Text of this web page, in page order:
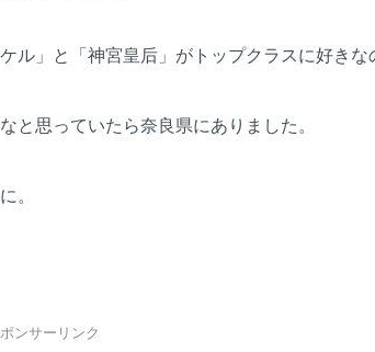
」と「神宮皇后」がトップクラスに好きな
と思っていたら奈良県にありました。
。
ンサーリンク